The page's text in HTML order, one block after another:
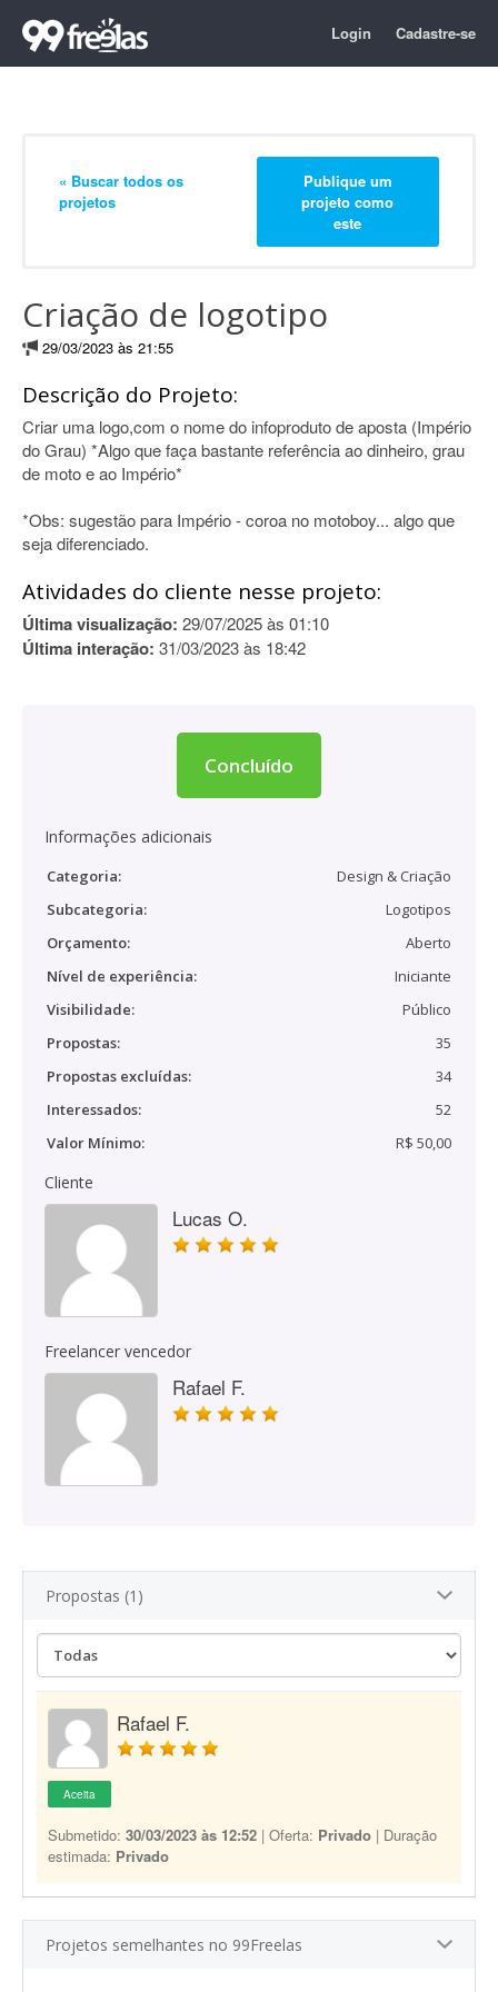
Login Cadastre-se
« Buscar todos os
projetos
Publique um
projeto como
este
Criação de logotipo
29/03/2023 às 21:55
Descrição do Projeto:
Criar uma logo,com o nome do infoproduto de aposta (Império
do Grau) *Algo que faça bastante referência ao dinheiro, grau
de moto e ao Império*
*Obs: sugestão para Império - coroa no motoboy... algo que
seja diferenciado.
Atividades do cliente nesse projeto:
Última visualização: 29/07/2025 às 01:10
Última interação: 31/03/2023 às 18:42
Concluído
Informações adicionais
Categoria:
Design & Criação
Subcategoria:
Logotipos
Orçamento:
Aberto
Nível de experiência:
Iniciante
Visibilidade:
Público
Propostas:
35
Propostas excluídas:
34
Interessados:
52
Valor Mínimo:
R$ 50,00
Cliente
Lucas O.
Freelancer vencedor
Rafael F.
Propostas (1)
Rafael F.
Aceita
Submetido: 30/03/2023 às 12:52 | Oferta: Privado | Duração
estimada: Privado
Projetos semelhantes no 99Freelas